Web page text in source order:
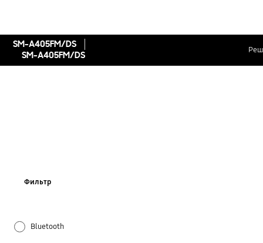
SM-A405FM/DS
SM-A405FM/DS
Фильтр
Bluetooth